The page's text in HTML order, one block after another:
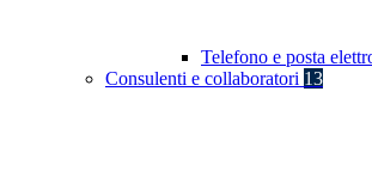
Telefono e posta
Consulenti e collaboratori 13